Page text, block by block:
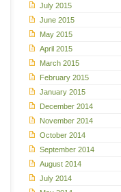
July 2015
June 2015
May 2015
April 2015
March 2015
February 2015
January 2015
December 2014
November 2014
October 2014
September 2014
August 2014
July 2014